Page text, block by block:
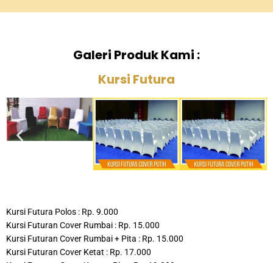
Galeri Produk Kami :
Kursi Futura
Kursi Futura Polos : Rp. 9.000
Kursi Futuran Cover Rumbai : Rp. 15.000
Kursi Futuran Cover Rumbai + Pita : Rp. 15.000
Kursi Futuran Cover Ketat : Rp. 17.000